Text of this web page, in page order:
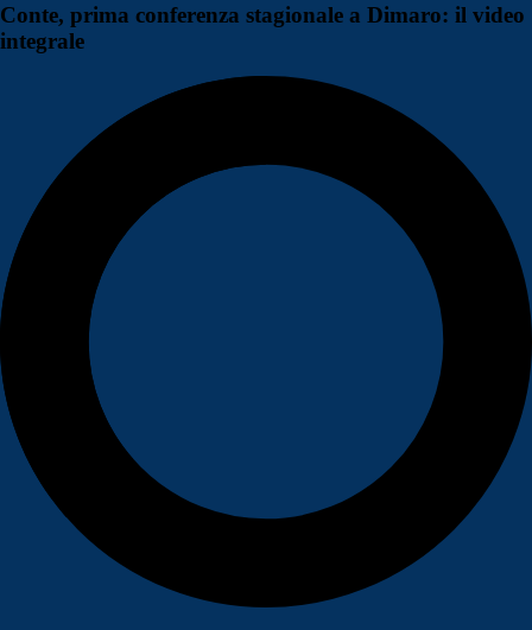
Conte, prima conferenza stagionale a Dimaro: il video
integrale